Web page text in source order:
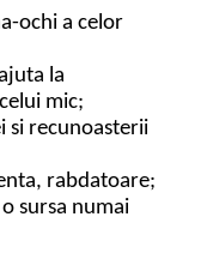
ochi a celor
la
mic;
si recunoasterii
rabdatoare;
sursa numai